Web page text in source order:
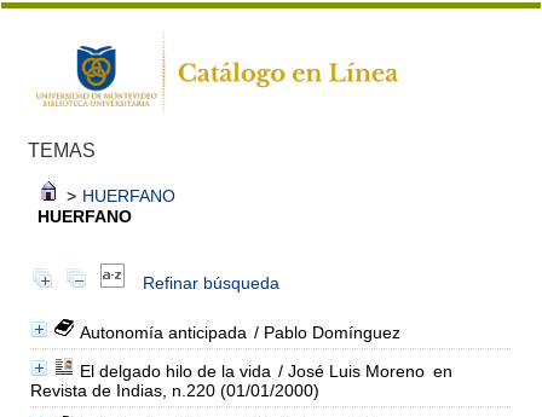
TEMAS
> HUERFANO
HUERFANO
Refinar búsqueda
Autonomía anticipada / Pablo Domínguez
El delgado hilo de la vida / José Luis Moreno en
Revista de Indias, n.220 (01/01/2000)